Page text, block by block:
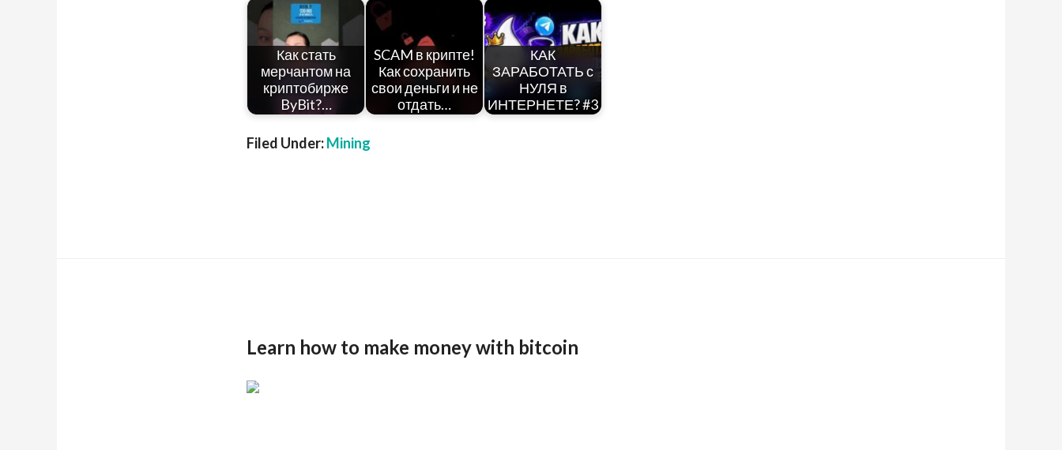
Как стать
мерчантом на
криптобирже
ByBit?…
SCAM в крипте!
Как сохранить
свои деньги и не
отдать…
КАК
ЗАРАБОТАТЬ с
НУЛЯ в
ИНТЕРНЕТЕ? #3
Filed Under:Mining
Learn how to make money with bitcoin